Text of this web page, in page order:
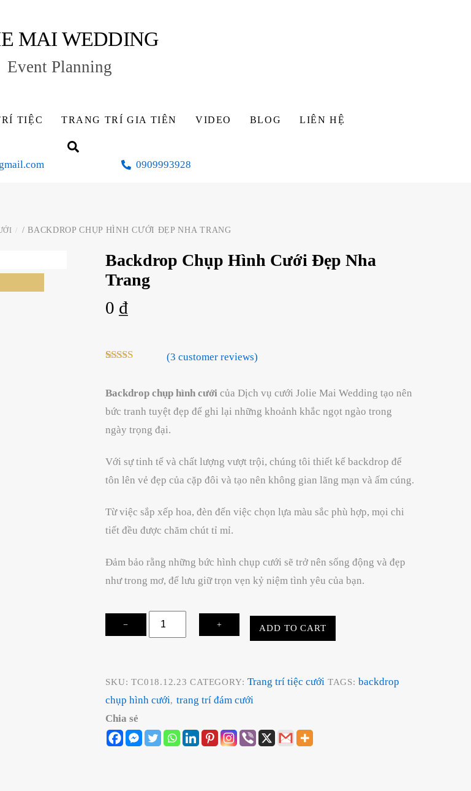
MAI WEDDING
Event Planning
TIỆC TRANG TRÍ GIA TIÊN VIDEO BLOG LIÊN HỆ
0909993928
/ BACKDROP CHỤP HÌNH CƯỚI ĐẸP NHA TRANG
Backdrop Chụp Hình Cưới Đẹp Nha
Trang
0 ₫
based on
customer
ratings
(3 customer reviews)
Backdrop chụp hình cưới của Dịch vụ cưới Jolie Mai Wedding tạo nên
bức tranh tuyệt đẹp để ghi lại những khoảnh khắc ngọt ngào trong
ngày trọng đại.
Với sự tinh tế và chất lượng vượt trội, chúng tôi thiết kế backdrop để
tôn lên vẻ đẹp của cặp đôi và tạo nên không gian lãng mạn và ấm cúng.
Từ việc sắp xếp hoa, đèn đến việc chọn lựa màu sắc phù hợp, mọi chi
tiết đều được chăm chút tỉ mỉ.
Đảm bảo rằng những bức hình chụp cưới sẽ trở nên sống động và đẹp
như trong mơ, để lưu giữ trọn vẹn kỷ niệm tình yêu của bạn.
−
Backdrop
Chụp
Trang
quantity
+ ADD TO CART
SKU:TC018.12.23 CATEGORY:Trang trí tiệc cưới TAGS:backdrop
chụp hình cưới, trang trí đám cưới
Chia sẻ